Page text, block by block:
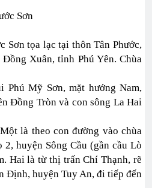
Sơn
Sơn tọa lạc tại thôn Tân Phước,
Xuân, tỉnh Phú Yên. Chùa
Phú Mỹ Sơn, mặt hướng Nam,
Đồng Tròn và con sông La Hai
là theo con đường vào chùa
huyện Sông Cầu (gần cầu Lò
Hai là từ thị trấn Chí Thạnh, rẽ
Định, huyện Tuy An, đi tiếp đến